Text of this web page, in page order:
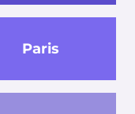
Paris